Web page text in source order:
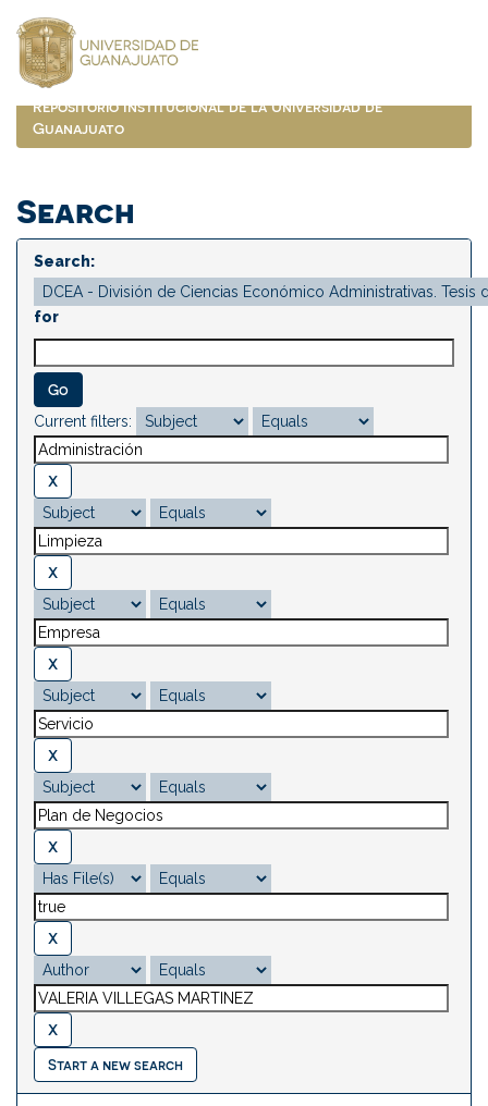
navigation
Repositorio Institucional de la Universidad de
Guanajuato
Search
Search:
for
Current filters:
Start a new search